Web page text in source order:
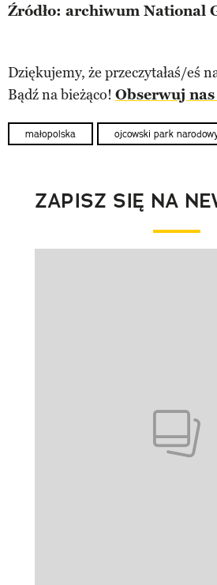
Źródło: archiwum National
Dziękujemy, że przeczytałaś/eś
Bądź na bieżąco! Obserwuj
małopolska ojcowski park
ZAPISZ SIĘ NA